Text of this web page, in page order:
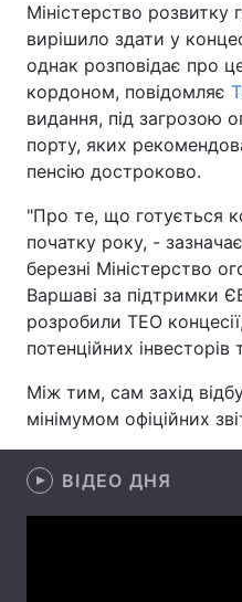
Україна
Економіка
Спорт
Техно і зв'язок
Зброя
Здоров'я
Цікавинки
Лонгріди
Відео з Youtube
Міністерство розвитку
вирішило здати у
однак розповідає про
кордоном, повідомляє
видання, під загрозою
порту, яких
пенсію достроково.
"Про те, що готується
початку року, -
березні Міністерство
Варшаві за підтримки
розробили ТЕО
потенційних інвесторів
Між тим, сам захід
мінімумом офіційних
ВІДЕО ДНЯ